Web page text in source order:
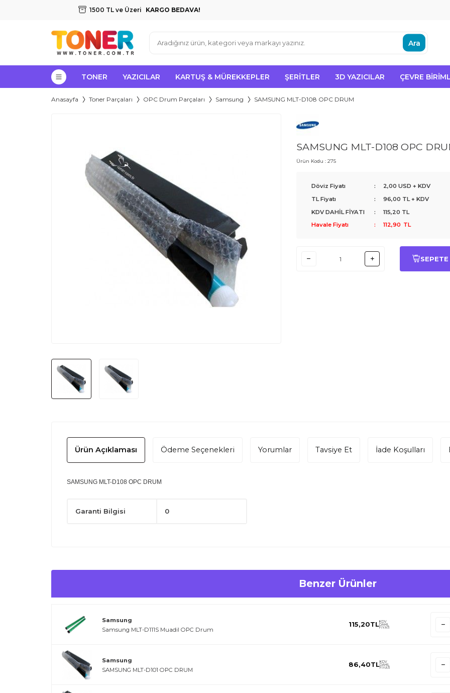
1500 TL ve Üzeri KARGO BEDAVA!
Ara
TONER YAZICILAR KARTUŞ & MÜREKKEPLER ŞERITLER 3D YAZICILAR ÇEVRE
Anasayfa Toner Parçaları OPC Drum Parçaları Samsung SAMSUNG MLT-D108 OPC DRUM
SAMSUNG MLT-D108 OPC
Ürün Kodu : 275
Döviz Fiyatı :
2,00 USD + KDV
TL Fiyatı
: 96,00 TL + KDV
KDV DAHİL FİYATI
: 115,20 TL
Havale Fiyatı
: 112,90 TL
SEPETE
Ürün Açıklaması Ödeme Seçenekleri Yorumlar Tavsiye Et İade Koşulları
SAMSUNG MLT-D108 OPC DRUM
Garanti Bilgisi 0
Benzer Ürünler
Samsung
Samsung MLT-D111S Muadil OPC Drum
115,20TLKDV
DAHİL
FİYATI
Samsung
SAMSUNG MLT-D101 OPC DRUM
86,40TLKDV
DAHİL
FİYATI